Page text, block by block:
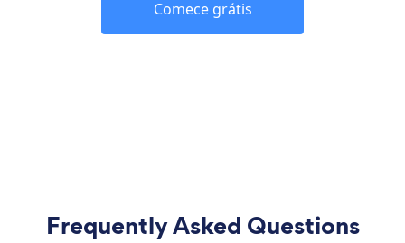
Comece grátis
Frequently Asked Questions